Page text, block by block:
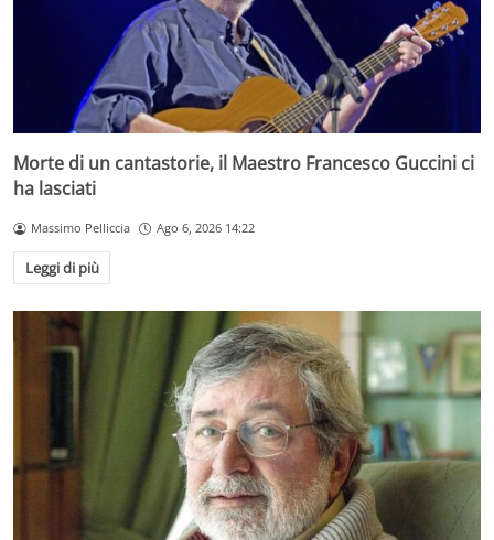
Morte di un cantastorie, il Maestro Francesco Guccini ci
ha lasciati
Massimo Pelliccia Ago 6, 2026 14:22
Leggi di più